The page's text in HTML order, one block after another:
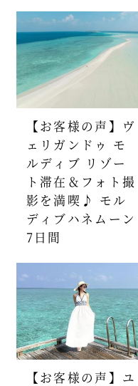
【お客様の声】ヴ
ェリガンドゥ モ
ルディブ リゾー
ト滞在＆フォト撮
影を満喫♪ モル
ディブハネムーン
7日間
【お客様の声】ユ